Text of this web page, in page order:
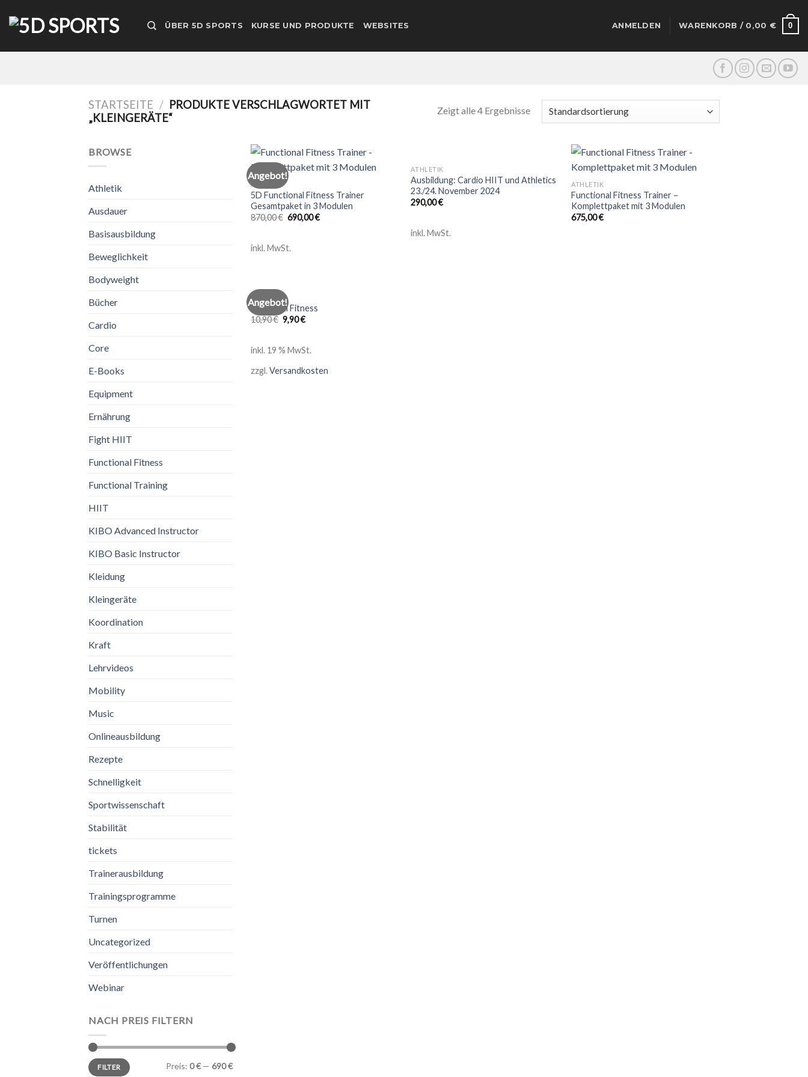
Inhalt
springen
ÜBER 5D SPORTS KURSE UND PRODUKTE WEBSITES ANMELDEN WARENKORB / 0,00 € 0
STARTSEITE / PRODUKTE VERSCHLAGWORTET MIT
„KLEINGERÄTE“
Zeigt alle 4 Ergebnisse
BROWSE
Athletik
Ausdauer
Basisausbildung
Beweglichkeit
Bodyweight
Bücher
Cardio
Core
E-Books
Equipment
Ernährung
Fight HIIT
Functional Fitness
Functional Training
HIIT
KIBO Advanced Instructor
KIBO Basic Instructor
Kleidung
Kleingeräte
Koordination
Kraft
Lehrvideos
Mobility
Music
Onlineausbildung
Rezepte
Schnelligkeit
Sportwissenschaft
Stabilität
tickets
Trainerausbildung
Trainingsprogramme
Turnen
Uncategorized
Veröffentlichungen
Webinar
NACH PREIS FILTERN
Min.
Preis
Max.
PreisFILTER Preis: 0 €— 690 €
Angebot!
ATHLETIK
5D Functional Fitness Trainer
Gesamtpaket in 3 Modulen
870,00€ 690,00€
inkl. MwSt.
Add to
wishlist
ATHLETIK
Ausbildung: Cardio HIIT und Athletics
23./24. November 2024
290,00€
inkl. MwSt.
ATHLETIK
Functional Fitness Trainer –
Komplettpaket mit 3 Modulen
675,00€
Angebot!
Springseil Fitness
10,90€ 9,90€
inkl. 19 % MwSt.
zzgl.Versandkosten